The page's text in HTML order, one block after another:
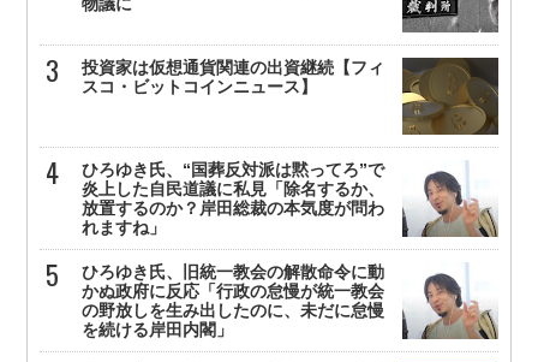
投資家は仮想通貨関連の出資継続【フィ
スコ・ビットコインニュース】
ひろゆき氏、“国葬反対派は黙ってろ”で
炎上した自民道議に私見「除名するか、
放置するのか？岸田総裁の本気度が問わ
れますね」
ひろゆき氏、旧統一教会の解散命令に動
かぬ政府に反応「行政の怠慢が統一教会
の野放しを生み出したのに、未だに怠慢
を続ける岸田内閣」